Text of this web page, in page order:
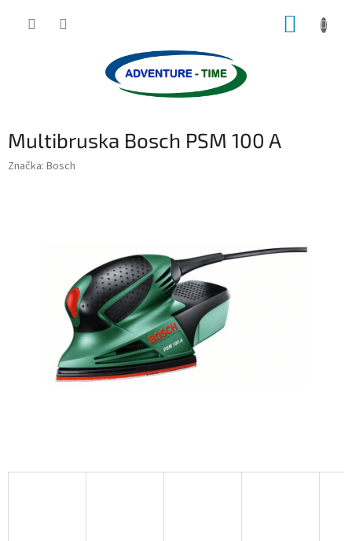
Multibruska Bosch PSM 100 A
Značka: Bosch